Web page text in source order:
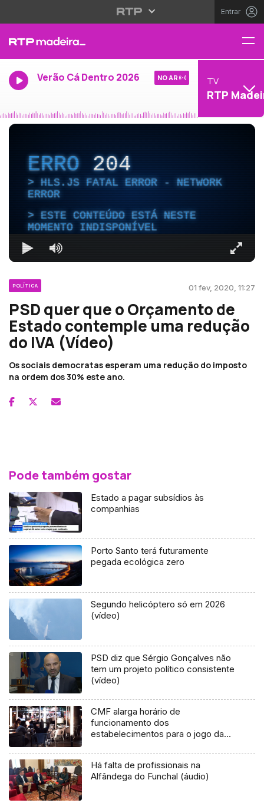
Entrar
Verão Cá Dentro 2026 NO AR TV
RTP
ERRO204
HLS.JS FATAL ERROR - NETWORK
ERROR
ESTE CONTEÚDO ESTÁ NESTE
MOMENTO INDISPONÍVEL
POLÍTICA 01 fev, 2020, 11:27
PSD quer que o Orçamento de
Estado contemple uma redução
do IVA (Vídeo)
Os sociais democratas esperam uma redução do imposto
na ordem dos 30% este ano.
Pode também gostar
Estado a pagar subsídios às
companhias
Porto Santo terá futuramente
pegada ecológica zero
Segundo helicóptero só em 2026
(vídeo)
PSD diz que Sérgio Gonçalves não
tem um projeto político consistente
(vídeo)
CMF alarga horário de
funcionamento dos
estabelecimentos para o jogo da
Há falta de profissionais na
Alfândega do Funchal (áudio)